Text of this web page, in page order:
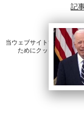
記
© Fuji
当ウェブサイトでは、ユー
ためにクッキーを使⽤